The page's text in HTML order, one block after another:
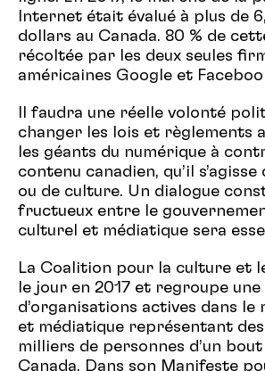
Internet était évalué à plus de
dollars au Canada. 80 % de
récoltée par les deux seules
américaines Google et
Il faudra une réelle volonté
changer les lois et règlements
les géants du numérique à
contenu canadien, qu’il
ou de culture. Un dialogue
fructueux entre le
culturel et médiatique sera
La Coalition pour la culture et
le jour en 2017 et regroupe
d’organisations actives dans le
et médiatique représentant
milliers de personnes d’un bout
Canada. Dans son Manifeste